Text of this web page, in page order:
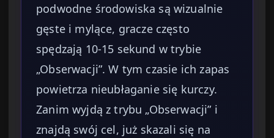
podwodne środowiska są wizualnie
gęste i mylące, gracze często
spędzają 10-15 sekund w trybie
„Obserwacji”. W tym czasie ich zapas
powietrza nieubłaganie się kurczy.
Zanim wyjdą z trybu „Obserwacji” i
znajdą swój cel, już skazali się na